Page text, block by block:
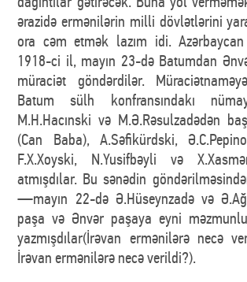
ərazidə ermənilərin milli dövlətlərini
ora cəm etmək lazım idi.
1918-ci il, mayın 23-də Batumdan
müraciət göndərdilər.
Batum sülh konfransındakı
M.H.Hacınski və M.Ə.Rəsulzadədən
(Can Baba), A.Səfikürdski,
F.X.Xoyski, N.Yusifbəyli və
atmışdılar. Bu sənədin
—mayın 22-də Ə.Hüseynzadə və
paşa və Ənvər paşaya eyni
yazmışdılar(İrəvan ermənilərə necə
İrəvan ermənilərə necə verildi?).